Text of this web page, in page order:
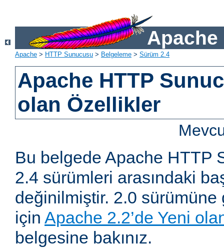
Apache
Apache > HTTP Sunucusu > Belgeleme > Sürüm 2.4
Apache HTTP
olan Özellikler
Bu belgede Apache HTTP
2.4 sürümleri arasındaki
değinilmiştir. 2.0
için Apache 2.2’de Yeni
belgesine bakınız.